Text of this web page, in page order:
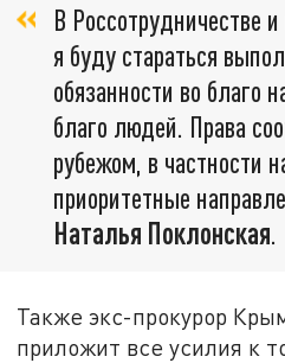
В Россотрудничестве
я буду стараться
обязанности во благо
благо людей. Права
рубежом, в частности
приоритетные
Наталья Поклонская.
Также экс-прокурор
приложит все усилия к